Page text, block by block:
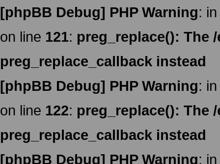
[phpBB Debug] PHP Warning:
on line 121: preg_replace(): The
preg_replace_callback instead
[phpBB Debug] PHP Warning:
on line 122: preg_replace(): The
preg_replace_callback instead
[phpBB Debug] PHP Warning: